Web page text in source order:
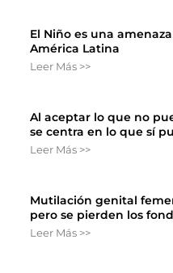
El Niño es una
América Latina
Leer Más >>
Al aceptar lo que no
se centra en lo que sí
Leer Más >>
Mutilación genital
pero se pierden los
Leer Más >>